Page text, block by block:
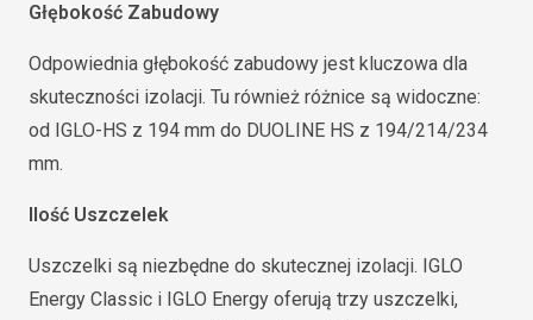
Głębokość Zabudowy
Odpowiednia głębokość zabudowy jest kluczowa dla
skuteczności izolacji. Tu również różnice są widoczne:
od IGLO-HS z 194 mm do DUOLINE HS z 194/214/234
mm.
Ilość Uszczelek
Uszczelki są niezbędne do skutecznej izolacji. IGLO
Energy Classic i IGLO Energy oferują trzy uszczelki,